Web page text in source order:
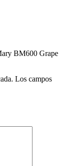
BM600 Grape
Los campos